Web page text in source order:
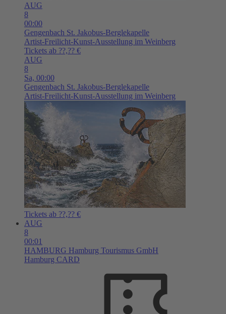
AUG
8
00:00
Gengenbach St. Jakobus-Berglekapelle
Artist-Freilicht-Kunst-Ausstellung im Weinberg
Tickets ab ??,?? €
AUG
8
Sa, 00:00
Gengenbach St. Jakobus-Berglekapelle
Artist-Freilicht-Kunst-Ausstellung im Weinberg
Tickets ab ??,?? €
AUG
8
00:01
HAMBURG Hamburg Tourismus GmbH
Hamburg CARD